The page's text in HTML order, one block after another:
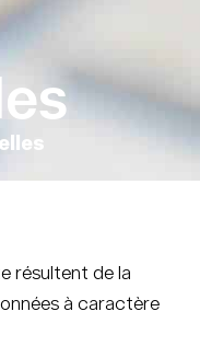
résultent de la
à caractère